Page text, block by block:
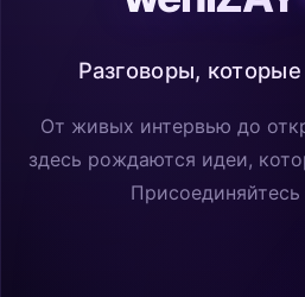
где граница между "я" и
@alexРазговоры,
От живых интервью до
здесь рождаются идеи,
Присоединяйтесь